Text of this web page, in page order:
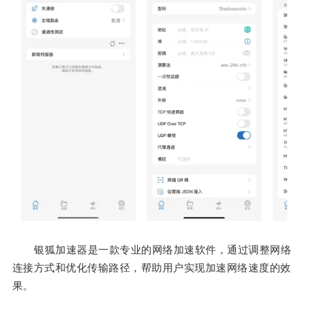
银狐加速器是一款专业的网络加速软件，通过调整网络
连接方式和优化传输路径，帮助用户实现加速网络速度的效
果。